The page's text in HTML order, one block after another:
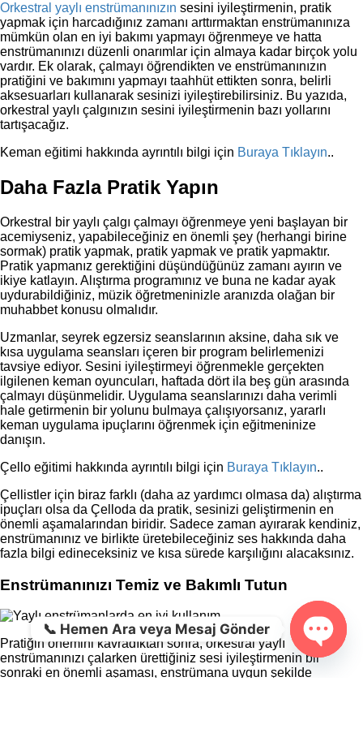
Orkestral yaylı enstrümanınızın sesini iyileştirmenin, pratik
yapmak için harcadığınız zamanı arttırmaktan enstrümanınıza
mümkün olan en iyi bakımı yapmayı öğrenmeye ve hatta
enstrümanınızı düzenli onarımlar için almaya kadar birçok yolu
vardır. Ek olarak, çalmayı öğrendikten ve enstrümanınızın
pratiğini ve bakımını yapmayı taahhüt ettikten sonra, belirli
aksesuarları kullanarak sesinizi iyileştirebilirsiniz. Bu yazıda,
orkestral yaylı çalgınızın sesini iyileştirmenin bazı yollarını
tartışacağız.
Keman eğitimi hakkında ayrıntılı bilgi için Buraya Tıklayın..
Daha Fazla Pratik Yapın
Orkestral bir yaylı çalgı çalmayı öğrenmeye yeni başlayan bir
acemiyseniz, yapabileceğiniz en önemli şey (herhangi birine
sormak) pratik yapmak, pratik yapmak ve pratik yapmaktır.
Pratik yapmanız gerektiğini düşündüğünüz zamanı ayırın ve
ikiye katlayın. Alıştırma programınız ve buna ne kadar ayak
uydurabildiğiniz, müzik öğretmeninizle aranızda olağan bir
muhabbet konusu olmalıdır.
Uzmanlar, seyrek egzersiz seanslarının aksine, daha sık ve
kısa uygulama seansları içeren bir program belirlemenizi
tavsiye ediyor. Sesini iyileştirmeyi öğrenmekle gerçekten
ilgilenen keman oyuncuları, haftada dört ila beş gün arasında
çalmayı düşünmelidir. Uygulama seanslarınızı daha verimli
hale getirmenin bir yolunu bulmaya çalışıyorsanız, yararlı
keman uygulama ipuçlarını öğrenmek için eğitmeninize
danışın.
Çello eğitimi hakkında ayrıntılı bilgi için Buraya Tıklayın..
Çellistler için biraz farklı (daha az yardımcı olmasa da) alıştırma
ipuçları olsa da Çelloda da pratik, sesinizi geliştirmenin en
önemli aşamalarından biridir. Sadece zaman ayırarak kendiniz,
enstrümanınız ve birlikte üretebileceğiniz ses hakkında daha
fazla bilgi edineceksiniz ve kısa sürede karşılığını alacaksınız.
Enstrümanınızı Temiz ve Bakımlı Tutun
Pratiğin önemini kavradıktan sonra, orkestral yaylı
enstrümanınızı çalarken ürettiğiniz sesi iyileştirmenin bir
sonraki en önemli aşaması, enstrümana uygun şekilde
📞 Hemen Ara veya Mesaj Gönder
Open